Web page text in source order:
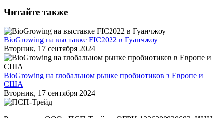
Читайте также
BioGrowing на выставке FIC2022 в Гуанчжоу
Вторник, 17 сентября 2024
BioGrowing на глобальном рынке пробиотиков в Европе и
США
Вторник, 17 сентября 2024